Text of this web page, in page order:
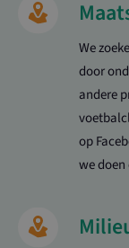
We
door
andere
op
we